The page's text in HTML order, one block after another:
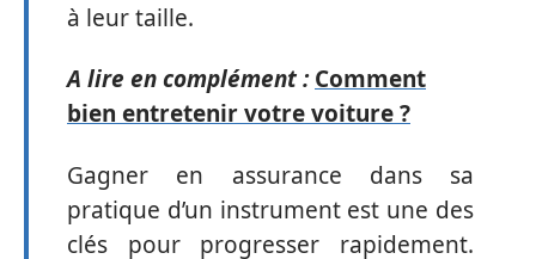
à leur taille.
A lire en complément : Comment
bien entretenir votre voiture ?
Gagner en assurance dans sa
pratique d’un instrument est une des
clés pour progresser rapidement.